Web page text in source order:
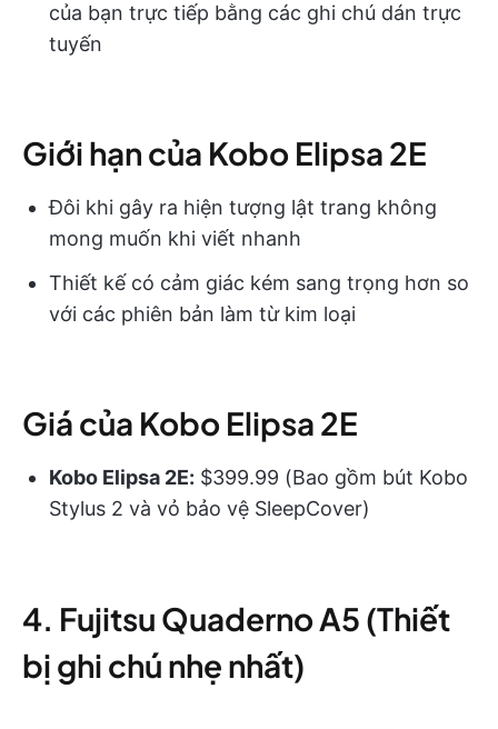
của bạn trực tiếp bằng các ghi chú dán trực
tuyến
Giới hạn của Kobo Elipsa 2E
Đôi khi gây ra hiện tượng lật trang không
mong muốn khi viết nhanh
Thiết kế có cảm giác kém sang trọng hơn so
với các phiên bản làm từ kim loại
Giá của Kobo Elipsa 2E
Kobo Elipsa 2E: $399.99 (Bao gồm bút Kobo
Stylus 2 và vỏ bảo vệ SleepCover)
4. Fujitsu Quaderno A5 (Thiết
bị ghi chú nhẹ nhất)